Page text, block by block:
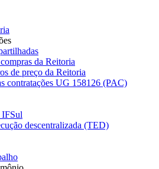
da Reitoria
de preço da Reitoria
contratações UG 158126 (PAC)
IFSul
descentralizada (TED)